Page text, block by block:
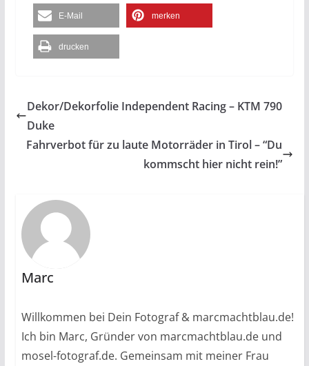
E-Mail merken
drucken
Dekor/Dekorfolie Independent Racing – KTM 790
Duke
Fahrverbot für zu laute Motorräder in Tirol – “Du
kommscht hier nicht rein!”
Marc
Willkommen bei Dein Fotograf & marcmachtblau.de!
Ich bin Marc, Gründer von marcmachtblau.de und
mosel-fotograf.de. Gemeinsam mit meiner Frau